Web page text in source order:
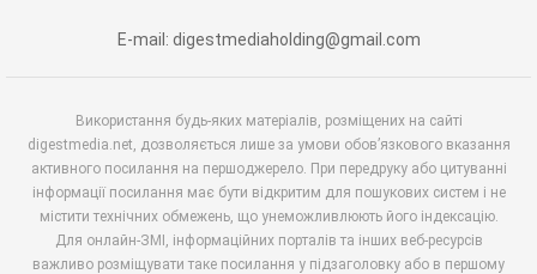
E-mail: digestmediaholding@gmail.com
Використання будь-яких матеріалів, розміщених на сайті
digestmedia.net, дозволяється лише за умови обов’язкового вказання
активного посилання на першоджерело. При передруку або цитуванні
інформації посилання має бути відкритим для пошукових систем і не
містити технічних обмежень, що унеможливлюють його індексацію.
Для онлайн-ЗМІ, інформаційних порталів та інших веб-ресурсів
важливо розміщувати таке посилання у підзаголовку або в першому